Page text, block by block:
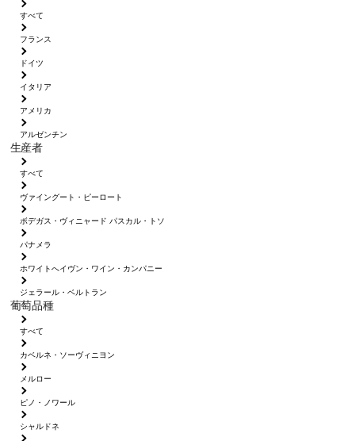
すべて
フランス
ドイツ
イタリア
アメリカ
アルゼンチン
生産者
すべて
ヴァイングート・ピーロート
ボデガス・ヴィニャード パスカル・トソ
パナメラ
ホワイトへイヴン・ワイン・カンパニー
ジェラール・ベルトラン
葡萄品種
すべて
カベルネ・ソーヴィニヨン
メルロー
ピノ・ノワール
シャルドネ